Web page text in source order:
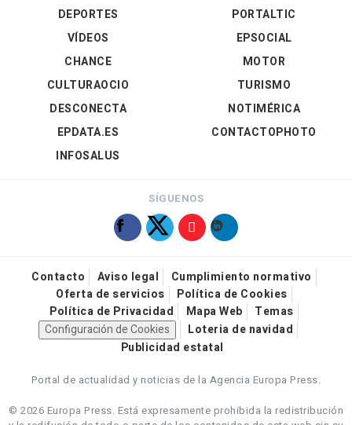
DEPORTES
VÍDEOS
PORTALTIC
EPSOCIAL
CHANCE
CULTURAOCIO
DESCONECTA
EPDATA.ES
INFOSALUS
MOTOR
TURISMO
NOTIMÉRICA
CONTACTOPHOTO
SÍGUENOS
Contacto Aviso legal
Cumplimiento normativo
Oferta de servicios
Política de Cookies
Política de Privacidad
Mapa Web
Temas
Configuración de Cookies
Loteria de navidad
Publicidad estatal
Portal de actualidad y noticias de la Agencia Europa Press.
© 2026 Europa Press. Está expresamente prohibida la redistribución